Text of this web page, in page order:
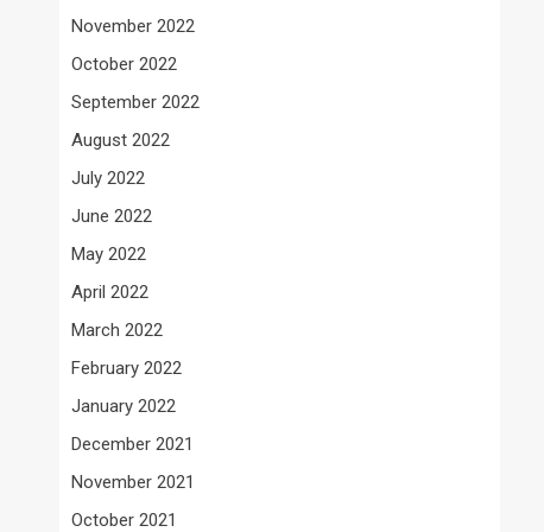
November 2022
October 2022
September 2022
August 2022
July 2022
June 2022
May 2022
April 2022
March 2022
February 2022
January 2022
December 2021
November 2021
October 2021